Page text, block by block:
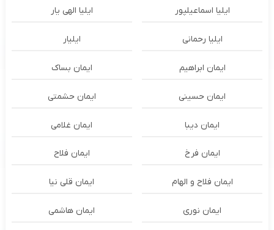
ایلیا اسماعیلپور ایلیا الهی یار
ایلیا رحمانی ایلیار
ایمان ابراهیم ایمان بساک
ایمان حسینی ایمان حشمتی
ایمان دیبا ایمان غلامی
ایمان فرخ ایمان فلاح
ایمان فلاح و الهام ایمان قلی نیا
ایمان نوری ایمان هاشمی